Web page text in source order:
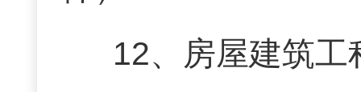
12、房屋建筑